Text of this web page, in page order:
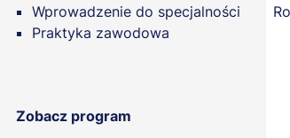
Wprowadzenie do specjalności
Praktyka zawodowa
Zobacz program